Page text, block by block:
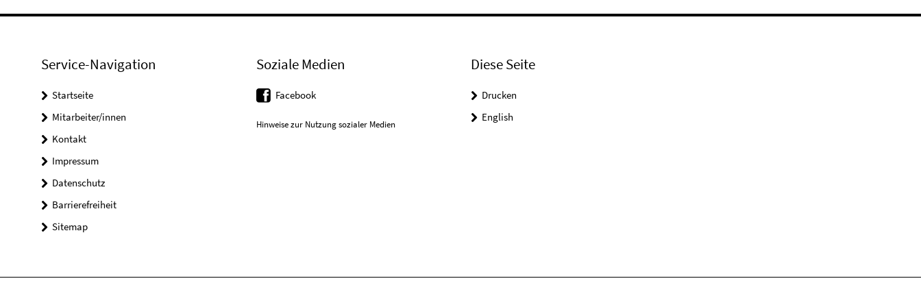
Service-Navigation
Startseite
Mitarbeiter/innen
Kontakt
Impressum
Datenschutz
Barrierefreiheit
Sitemap
Soziale Medien
Facebook
Hinweise zur Nutzung sozialer Medien
Diese Seite
Drucken
English